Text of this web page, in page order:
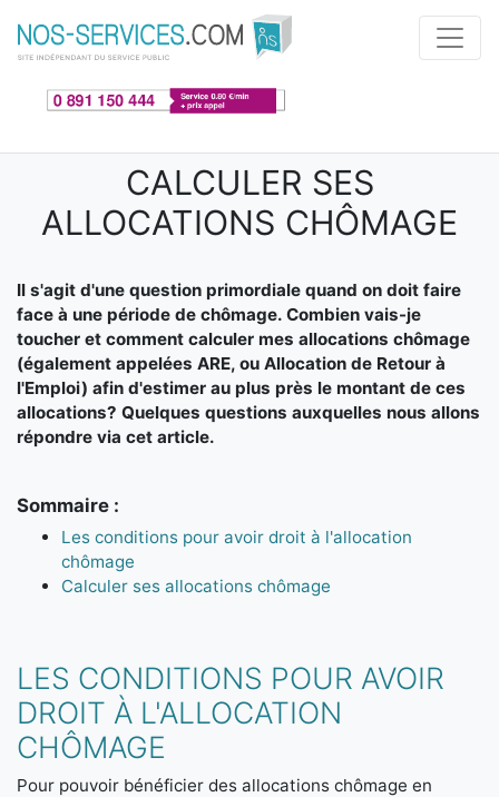
Aller au contenu principal
CALCULER SES
ALLOCATIONS CHÔMAGE
Il s'agit d'une question primordiale quand on doit faire
face à une période de chômage. Combien vais-je
toucher et comment calculer mes allocations chômage
(également appelées ARE, ou Allocation de Retour à
l'Emploi) afin d'estimer au plus près le montant de ces
allocations? Quelques questions auxquelles nous allons
répondre via cet article.
Sommaire :
Les conditions pour avoir droit à l'allocation
chômage
Calculer ses allocations chômage
LES CONDITIONS POUR AVOIR
DROIT À L'ALLOCATION
CHÔMAGE
Pour pouvoir bénéficier des allocations chômage en